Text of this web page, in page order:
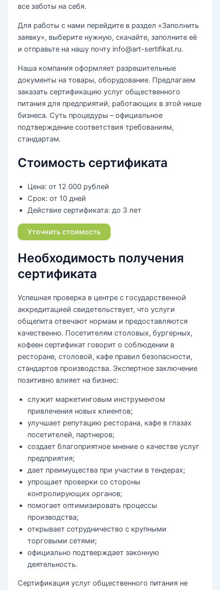
все заботы на себя.
Для работы с нами перейдите в раздел «Заполнить
заявку», выберите нужную, скачайте, заполните её
и отправьте на нашу почту info@art-sertifikat.ru.
Наша компания оформляет разрешительные
документы на товары, оборудование. Предлагаем
заказать сертификацию услуг общественного
питания для предприятий, работающих в этой нише
бизнеса. Суть процедуры – официальное
подтверждение соответствия требованиям,
стандартам.
Стоимость сертификата
Цена: от 12 000 рублей
Срок: от 10 дней
Действие сертификата: до 3 лет
Уточнить стоимость
Необходимость получения
сертификата
Успешная проверка в центре с государственной
аккредитацией свидетельствует, что услуги
общепита отвечают нормам и предоставляются
качественно. Посетителям столовых, бургерных,
кофеен сертификат говорит о соблюдении в
ресторане, столовой, кафе правил безопасности,
стандартов производства. Экспертное заключение
позитивно влияет на бизнес:
служит маркетинговым инструментом
привлечения новых клиентов;
улучшает репутацию ресторана, кафе в глазах
посетителей, партнеров;
создает благоприятное мнение о качестве услуг
предприятия;
дает преимущества при участии в тендерах;
упрощает проверки со стороны
контролирующих органов;
помогает оптимизировать процессы
производства;
открывает сотрудничество с крупными
торговыми сетями;
официально подтверждает законную
деятельность.
Сертификация услуг общественного питания не